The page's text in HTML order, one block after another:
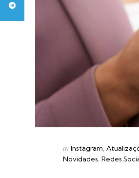
Categories
Posted
in
in Instagram
Novidades Redes